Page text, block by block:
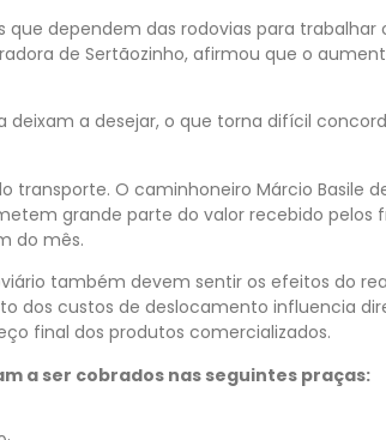
dependem das rodovias para trabalhar
de Sertãozinho, afirmou que o
deixam a desejar, o que torna difícil
O caminhoneiro Márcio Basile
grande parte do valor recebido pelos
do mês.
também devem sentir os efeitos do
dos custos de deslocamento influencia
final dos produtos comercializados.
a ser cobrados nas seguintes praças: